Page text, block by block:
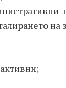
на